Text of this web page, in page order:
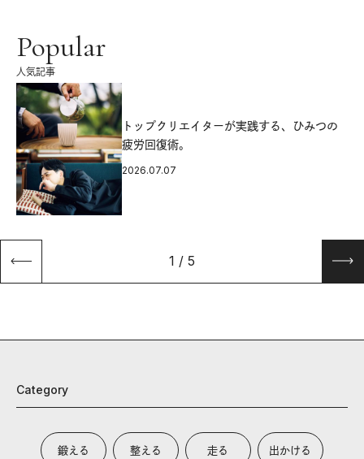
Popular
人気記事
トップクリエイターが実践する、ひみつの
疲労回復術。
2026.07.07
1 / 5
Category
鍛える 整える 走る 出かける